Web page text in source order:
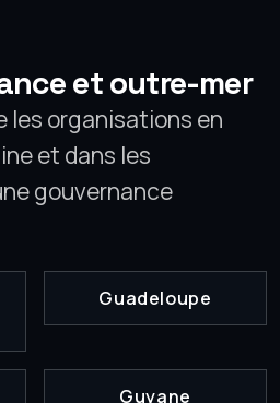
et outre-mer
les organisations en
et dans les
gouvernance
Guadeloupe
Guyane